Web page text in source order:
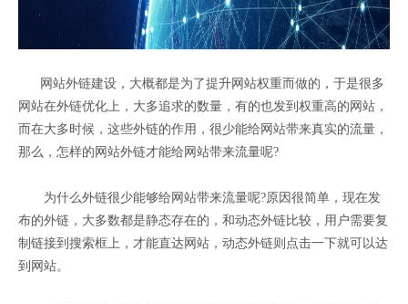
网站外链建设，大概都是为了提升网站权重而做的，于是很多
网站在外链优化上，大多追求的数量，有的也发到权重高的网站，
而在大多时候，这些外链的作用，很少能给网站带来真实的流量，
那么，怎样的网站外链才能给网站带来流量呢?
为什么外链很少能够给网站带来流量呢?原因很简单，现在发
布的外链，大多数都是静态存在的，和动态外链比较，用户需要复
制链接到搜索框上，才能直达网站，动态外链则点击一下就可以达
到网站。